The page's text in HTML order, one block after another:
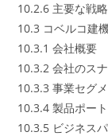
10.2.6 主要な戦
10.3 コベルコ建
10.3.1 会社概要
10.3.2 会社のス
10.3.3 事業セグ
10.3.4 製品ポー
10.3.5 ビジネス